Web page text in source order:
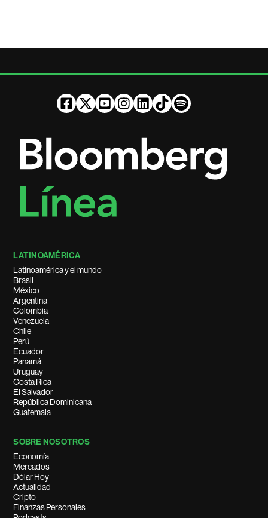
LATINOAMÉRICA
Latinoamérica y el mundo
Brasil
México
Argentina
Colombia
Venezuela
Chile
Perú
Ecuador
Panamá
Uruguay
Costa Rica
El Salvador
República Dominicana
Guatemala
SOBRE NOSOTROS
Economía
Mercados
Dólar Hoy
Actualidad
Cripto
Finanzas Personales